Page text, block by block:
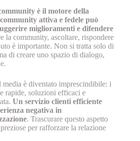
è il motore della
attiva e fedele può
miglioramenti e difendere
la community, ascoltare, rispondere
è importante. Non si tratta solo di
di creare uno spazio di dialogo,
media è diventato imprescindibile: i
rapide, soluzioni efficaci e
Un servizio clienti efficiente
negativa in
. Trascurare questo aspetto
per rafforzare la relazione